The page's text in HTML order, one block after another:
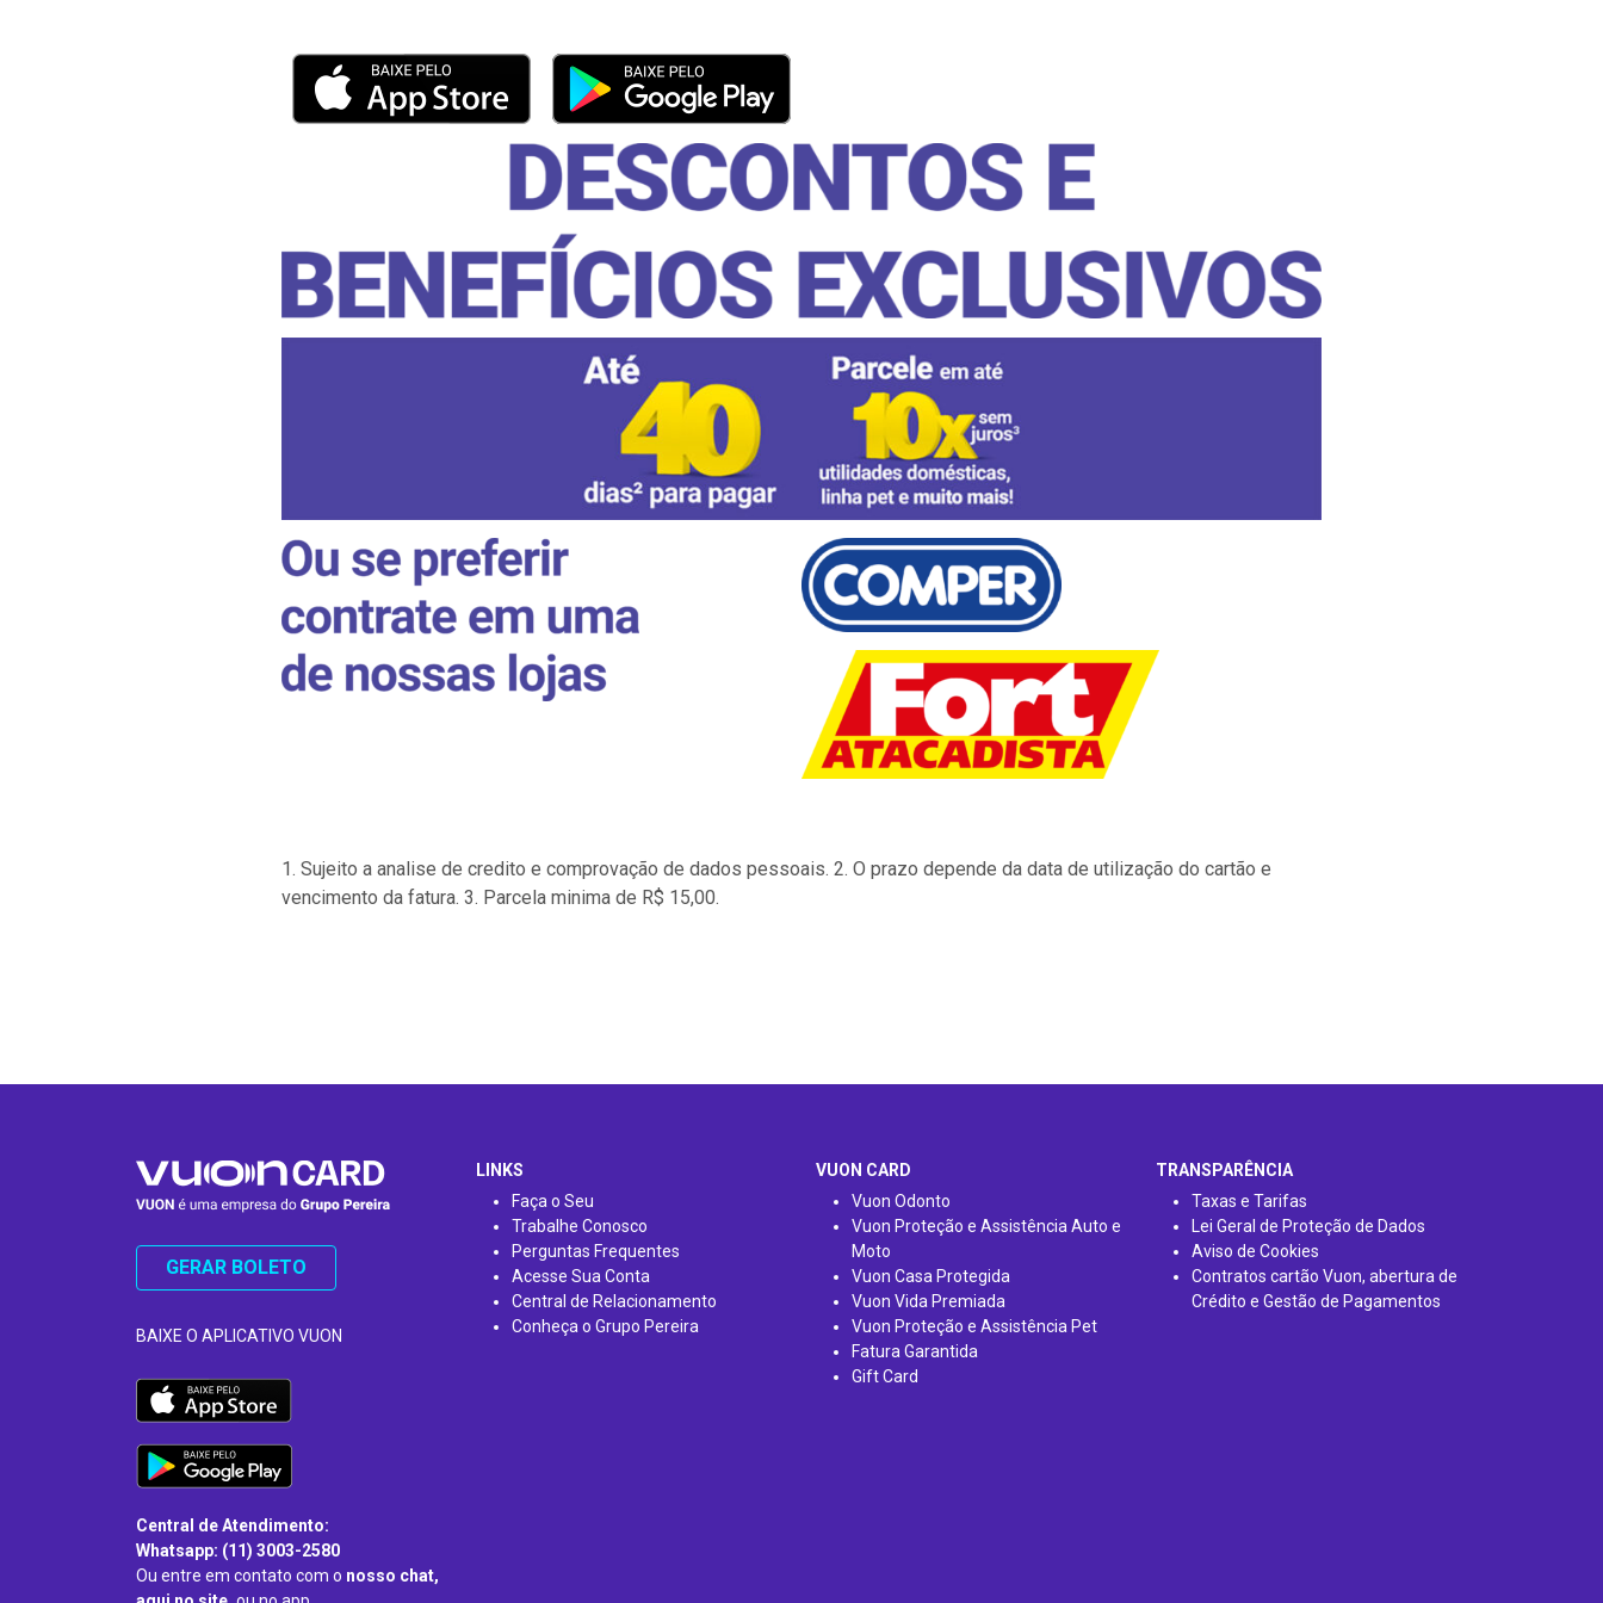
1. Sujeito a analise de credito e comprovação de dados pessoais. 2. O prazo depende da data de utilização do cartão e
vencimento da fatura. 3. Parcela minima de R$ 15,00.
GERAR BOLETO
BAIXE O APLICATIVO VUON
Central de Atendimento:
Whatsapp: (11) 3003-2580
Ou entre em contato com o nosso chat,
LINKS
Faça o Seu
Trabalhe Conosco
Perguntas Frequentes
Acesse Sua Conta
Central de Relacionamento
Conheça o Grupo Pereira
VUON CARD
Vuon Odonto
Vuon Proteção e Assistência Auto e
Moto
Vuon Casa Protegida
Vuon Vida Premiada
Vuon Proteção e Assistência Pet
Fatura Garantida
Gift Card
TRANSPARÊNCIA
Taxas e Tarifas
Lei Geral de Proteção de Dados
Aviso de Cookies
Contratos cartão Vuon, abertura de
Crédito e Gestão de Pagamentos